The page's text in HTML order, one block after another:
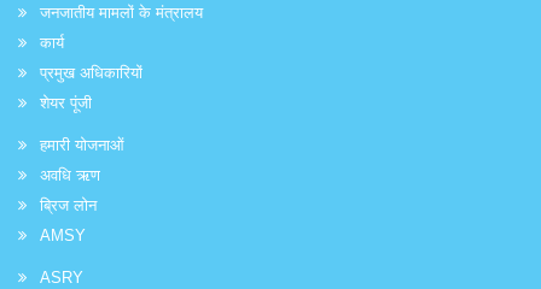
जनजातीय मामलों के मंत्रालय
कार्य
प्रमुख अधिकारियों
शेयर पूंजी
हमारी योजनाओं
अवधि ऋण
ब्रिज लोन
AMSY
ASRY